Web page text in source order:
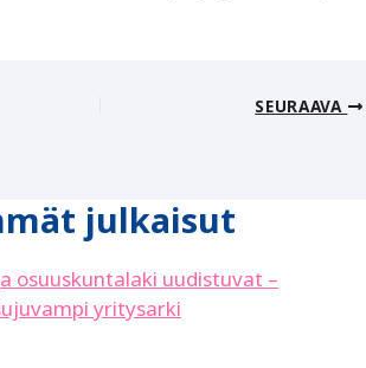
SEURAAVA
julkaisut
osuuskuntalaki uudistuvat –
yritysarki